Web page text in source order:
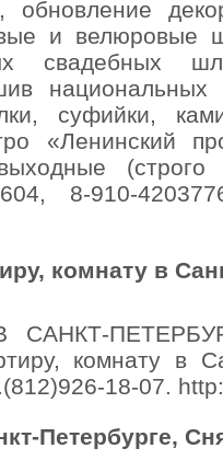
обновление
и
свадебных
национальных
суфийки,
«Ленинский
8-910-
комнату в
САНКТ-
комнату в
18-07.
Петербурге,